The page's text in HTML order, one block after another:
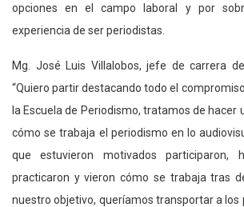
opciones en el campo laboral y por
experiencia de ser periodistas.
Mg. José Luis Villalobos, jefe de carrera
“Quiero partir destacando todo el
la Escuela de Periodismo, tratamos de hacer
cómo se trabaja el periodismo en lo
que estuvieron motivados participaron,
practicaron y vieron cómo se trabaja tras
nuestro objetivo, queríamos transportar a los